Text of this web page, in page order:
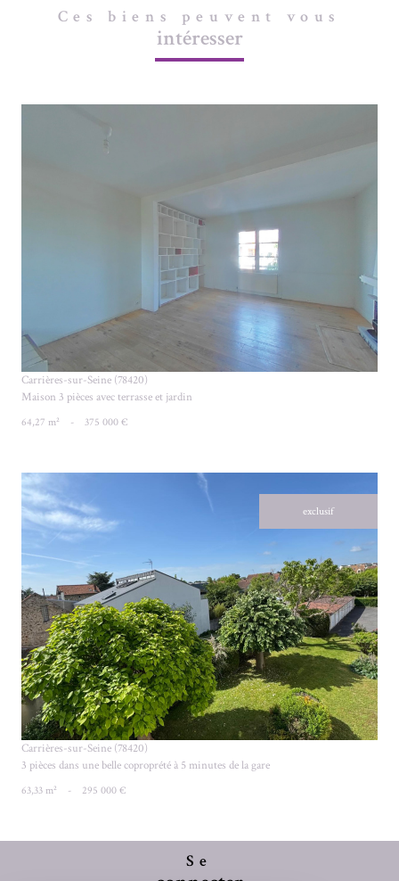
Ces biens peuvent vous
intéresser
VOIR LE BIEN
Carrières-sur-Seine (78420)
Maison 3 pièces avec terrasse et jardin
64,27 m² - 375 000 €
exclusif
VOIR LE BIEN
Carrières-sur-Seine (78420)
3 pièces dans une belle coproprété à 5 minutes de la gare
63,33 m² - 295 000 €
Se